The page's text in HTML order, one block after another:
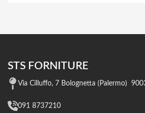
STS FORNITURE
Via Cilluffo, 7 Bolognetta (Palermo)
091 8737210